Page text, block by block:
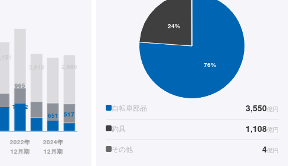
自転車部品 3,550億円
釣具 1,108億円
その他 4億円